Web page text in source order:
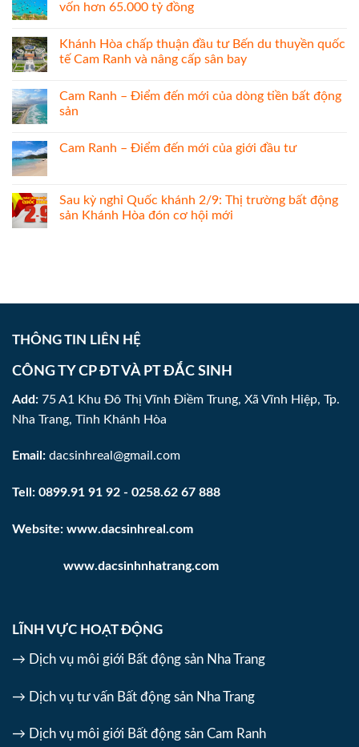
vốn hơn 65.000 tỷ đồng
Khánh Hòa chấp thuận đầu tư Bến du thuyền quốc
tế Cam Ranh và nâng cấp sân bay
Cam Ranh – Điểm đến mới của dòng tiền bất động
sản
Cam Ranh – Điểm đến mới của giới đầu tư
Sau kỳ nghỉ Quốc khánh 2/9: Thị trường bất động
sản Khánh Hòa đón cơ hội mới
THÔNG TIN LIÊN HỆ
CÔNG TY CP ĐT VÀ PT ĐẮC SINH
Add: 75 A1 Khu Đô Thị Vĩnh Điềm Trung, Xã Vĩnh Hiệp, Tp.
Nha Trang, Tỉnh Khánh Hòa
Email: dacsinhreal@gmail.com
Tell: 0899.91 91 92 - 0258.62 67 888
Website: www.dacsinhreal.com
www.dacsinhnhatrang.com
LĨNH VỰC HOẠT ĐỘNG
→ Dịch vụ môi giới Bất động sản Nha Trang
→ Dịch vụ tư vấn Bất động sản Nha Trang
→ Dịch vụ môi giới Bất động sản Cam Ranh